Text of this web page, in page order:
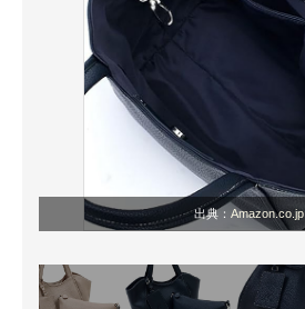
出典： Amazon.co.jp